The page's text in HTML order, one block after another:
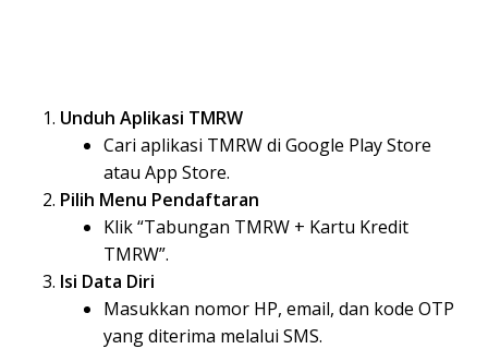
Unduh Aplikasi TMRW
Cari aplikasi TMRW di Google Play Store
atau App Store.
Pilih Menu Pendaftaran
Klik “Tabungan TMRW + Kartu Kredit
TMRW”.
Isi Data Diri
Masukkan nomor HP, email, dan kode OTP
yang diterima melalui SMS.